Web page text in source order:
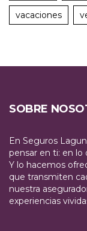
vacaciones
SOBRE
En Seguros
pensar en ti: en lo
Y lo hacemos
que transmiten
nuestra
experiencias